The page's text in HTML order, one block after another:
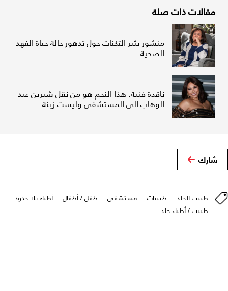
مقالات ذات صلة
منشور يثير التكنات حول تدهور حالة حياة الفهد
الصحية
ناقدة فنية: هذا النجم هو مَن نقل شيرين عبد
الوهاب الى المستشفى وليست زينة
شارك
طبيب الجلد طبيبات مستشفى طفل / أطفال
أطباء بلا حدود
طبيب / أطباء جلد